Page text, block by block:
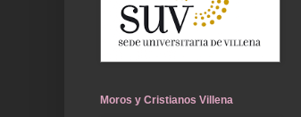
Moros y Cristianos Villena